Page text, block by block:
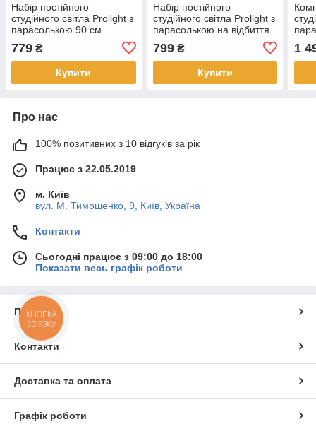
Набір постійного
студійного світла Prolight з
парасолькою 90 см
779 ₴
Купити
Набір постійного
студійного світла Prolight з
парасолькою на відбиття
799₴
Купити
1
Про нас
100% позитивних з 10 відгуків за рік
Працює з 22.05.2019
м. Київ
вул. М. Тимошенко, 9, Київ, Україна
Контакти
Сьогодні працює з 09:00 до 18:00
Показати весь графік роботи
Про нас
Контакти
Доставка та оплата
Графік роботи
КНОПКА
ЗВ'ЯЗКУ